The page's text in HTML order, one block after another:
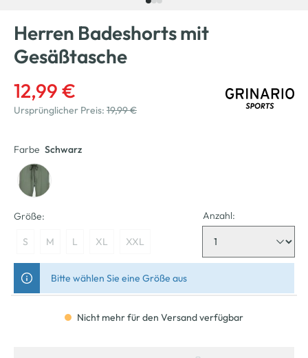
Herren Badeshorts mit
Gesäßtasche
12,99 €
Ursprünglicher Preis: 19,99 €
Farbe Schwarz
Größe:
S M L XL XXL
Anzahl:
Bitte wählen Sie eine Größe aus
Nicht mehr für den Versand verfügbar